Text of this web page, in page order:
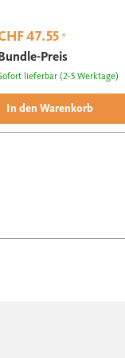
47.55 *
Preis
lieferbar (2-5 Werktage)
In den Warenkorb